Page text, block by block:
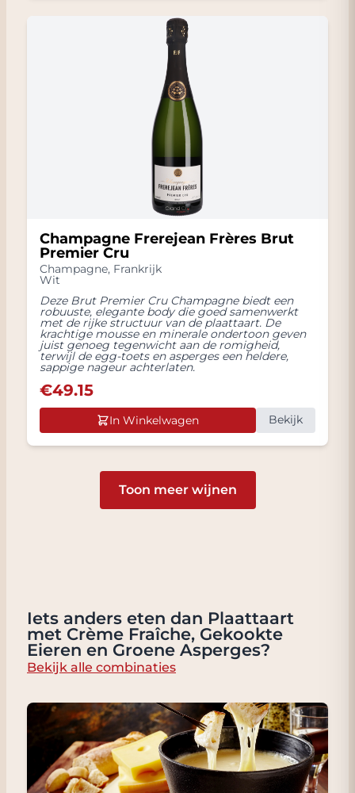
Champagne Frerejean Frères Brut
Premier Cru
Champagne, Frankrijk
Wit
Deze Brut Premier Cru Champagne biedt een
robuuste, elegante body die goed samenwerkt
met de rijke structuur van de plaattaart. De
krachtige mousse en minerale ondertoon geven
juist genoeg tegenwicht aan de romigheid,
terwijl de egg-toets en asperges een heldere,
sappige nageur achterlaten.
€49.15
In Winkelwagen Bekijk
Toon meer wijnen
Iets anders eten dan Plaattaart
met Crème Fraîche, Gekookte
Eieren en Groene Asperges?
Bekijk alle combinaties
Ontvang 5% Korting
Wij nemen uw privacy uiterst serieus en zullen
jouw gegevens nooit delen met andere partijen.